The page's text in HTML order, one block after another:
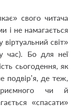
свого читача
і не намагається
світ»
час). Бо для неї
сьогодення, як
подвір’я, де теж,
чи й
«спасати»